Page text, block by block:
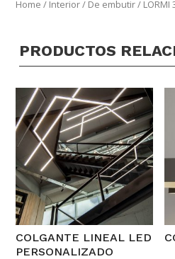
Home / Interior/ De embutir/ LORMI
PRODUCTOS
COLGANTE LINEAL LED
PERSONALIZADO